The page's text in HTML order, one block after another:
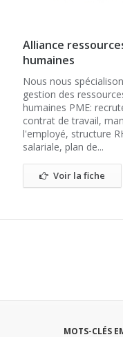
Alliance
humaines
Nous nous
gestion des
humaines PME:
contrat de travail,
l'employé, structure
salariale, plan de...
Voir la fiche
MOTS-CLÉS